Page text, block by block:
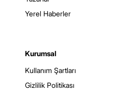
Yerel Haberler
Kurumsal
Kullanım Şartları
Gizlilik Politikası